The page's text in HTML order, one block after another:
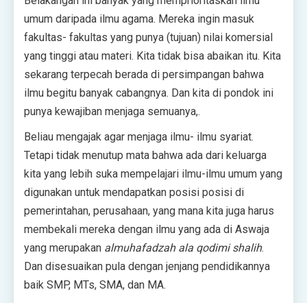
umum daripada ilmu agama. Mereka ingin masuk
fakultas- fakultas yang punya (tujuan) nilai komersial
yang tinggi atau materi. Kita tidak bisa abaikan itu. Kita
sekarang terpecah berada di persimpangan bahwa
ilmu begitu banyak cabangnya. Dan kita di pondok ini
punya kewajiban menjaga semuanya,.
Beliau mengajak agar menjaga ilmu- ilmu syariat.
Tetapi tidak menutup mata bahwa ada dari keluarga
kita yang lebih suka mempelajari ilmu-ilmu umum yang
digunakan untuk mendapatkan posisi posisi di
pemerintahan, perusahaan, yang mana kita juga harus
membekali mereka dengan ilmu yang ada di Aswaja
yang merupakan almuhafadzah ala qodimi shalih.
Dan disesuaikan pula dengan jenjang pendidikannya
baik SMP, MTs, SMA, dan MA.